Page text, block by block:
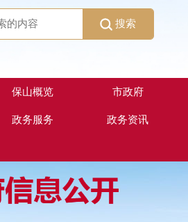
搜索
保山概览 市政府
政务服务 政务资讯